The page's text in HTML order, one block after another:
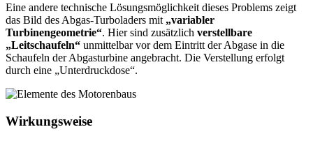
Eine andere technische Lösungsmöglichkeit dieses Problems zeigt
das Bild des Abgas-Turboladers mit „variabler
Turbinengeometrie“. Hier sind zusätzlich verstellbare
„Leitschaufeln“ unmittelbar vor dem Eintritt der Abgase in die
Schaufeln der Abgasturbine angebracht. Die Verstellung erfolgt
durch eine „Unterdruckdose“.
Wirkungsweise